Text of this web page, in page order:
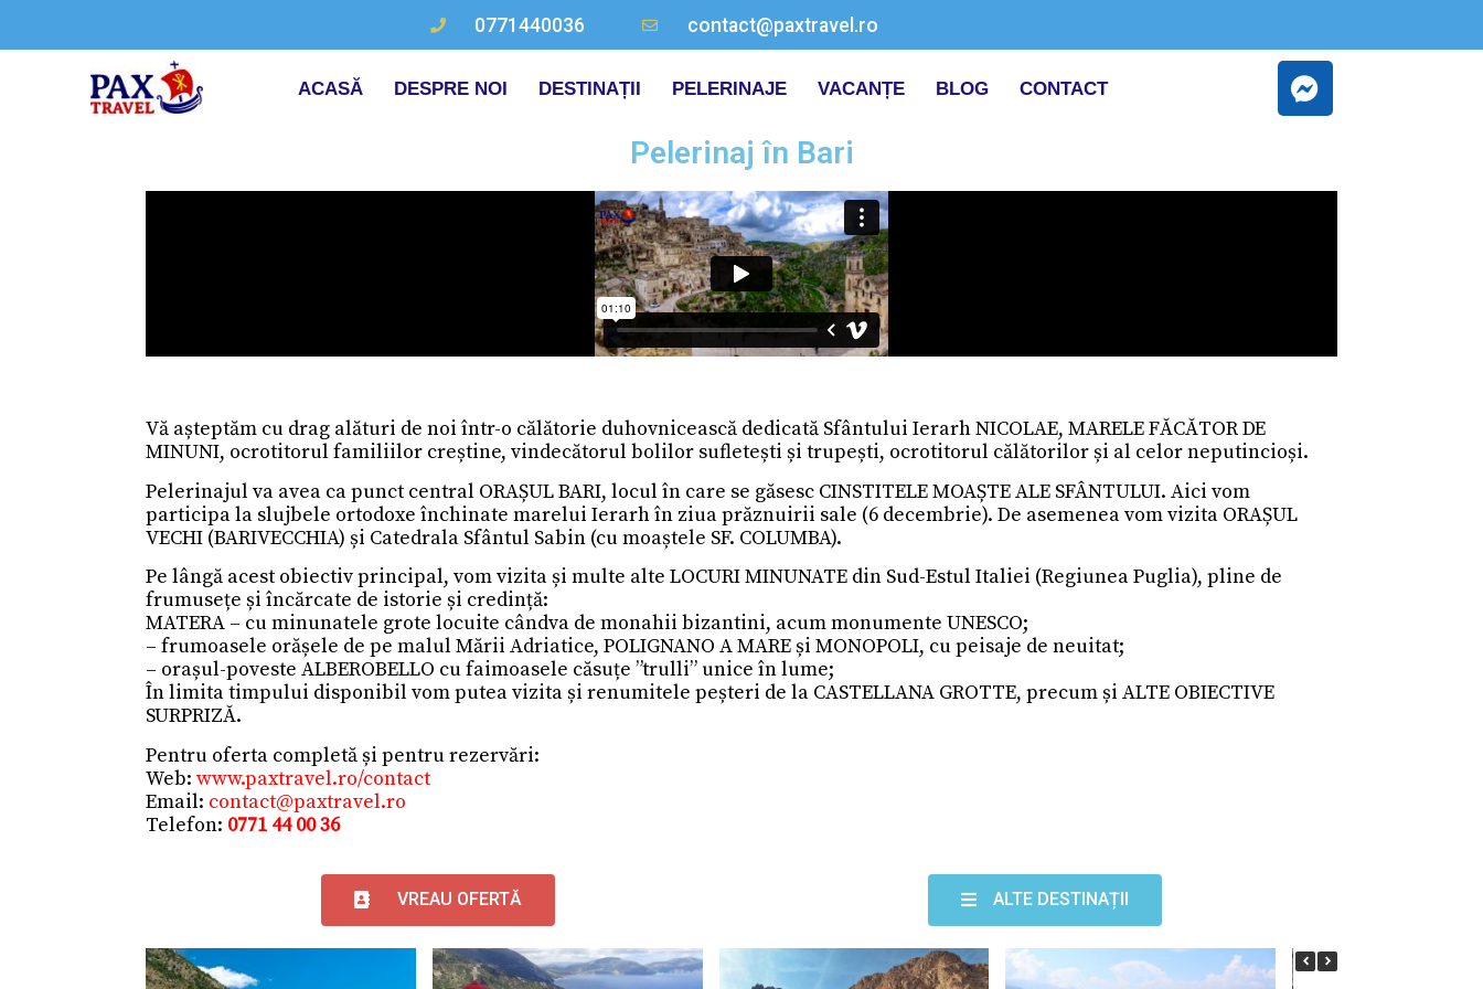
0771440036 contact@paxtravel.ro
ACASĂ DESPRE NOI DESTINAȚII PELERINAJE VACANȚE BLOG CONTACT
Pelerinaj în Bari
Vă așteptăm cu drag alături de noi într-o călătorie duhovnicească dedicată Sfântului Ierarh NICOLAE, MARELE FĂCĂTOR DE
MINUNI, ocrotitorul familiilor creștine, vindecătorul bolilor sufletești și trupești, ocrotitorul călătorilor și al celor neputincioși.
Pelerinajul va avea ca punct central ORAȘUL BARI, locul în care se găsesc CINSTITELE MOAȘTE ALE SFÂNTULUI. Aici vom
participa la slujbele ortodoxe închinate marelui Ierarh în ziua prăznuirii sale (6 decembrie). De asemenea vom vizita ORAȘUL
VECHI (BARIVECCHIA) și Catedrala Sfântul Sabin (cu moaștele SF. COLUMBA).
Pe lângă acest obiectiv principal, vom vizita și multe alte LOCURI MINUNATE din Sud-Estul Italiei (Regiunea Puglia), pline de
frumusețe și încărcate de istorie și credință:
MATERA – cu minunatele grote locuite cândva de monahii bizantini, acum monumente UNESCO;
– frumoasele orășele de pe malul Mării Adriatice, POLIGNANO A MARE și MONOPOLI, cu peisaje de neuitat;
– orașul-poveste ALBEROBELLO cu faimoasele căsuțe ”trulli” unice în lume;
În limita timpului disponibil vom putea vizita și renumitele peșteri de la CASTELLANA GROTTE, precum și ALTE OBIECTIVE
SURPRIZĂ.
Pentru oferta completă și pentru rezervări:
Web: www.paxtravel.ro/contact
Email: contact@paxtravel.ro
Telefon: 0771 44 00 36
VREAU OFERTĂ ALTE DESTINAȚII